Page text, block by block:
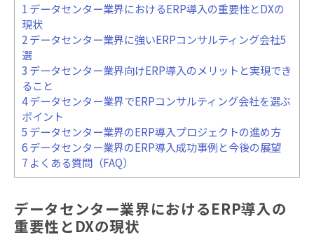
1 データセンター業界におけるERP導入の重要性とDXの
現状
2データセンター業界に強いERPコンサルティング会社5
選
3 データセンター業界向けERP導入のメリットと実現でき
ること
4データセンター業界でERPコンサルティング会社を選ぶ
ポイント
5 データセンター業界のERP導入プロジェクトの進め方
6データセンター業界のERP導入成功事例と今後の展望
7 よくある質問（FAQ）
データセンター業界におけるERP導入の
重要性とDXの現状